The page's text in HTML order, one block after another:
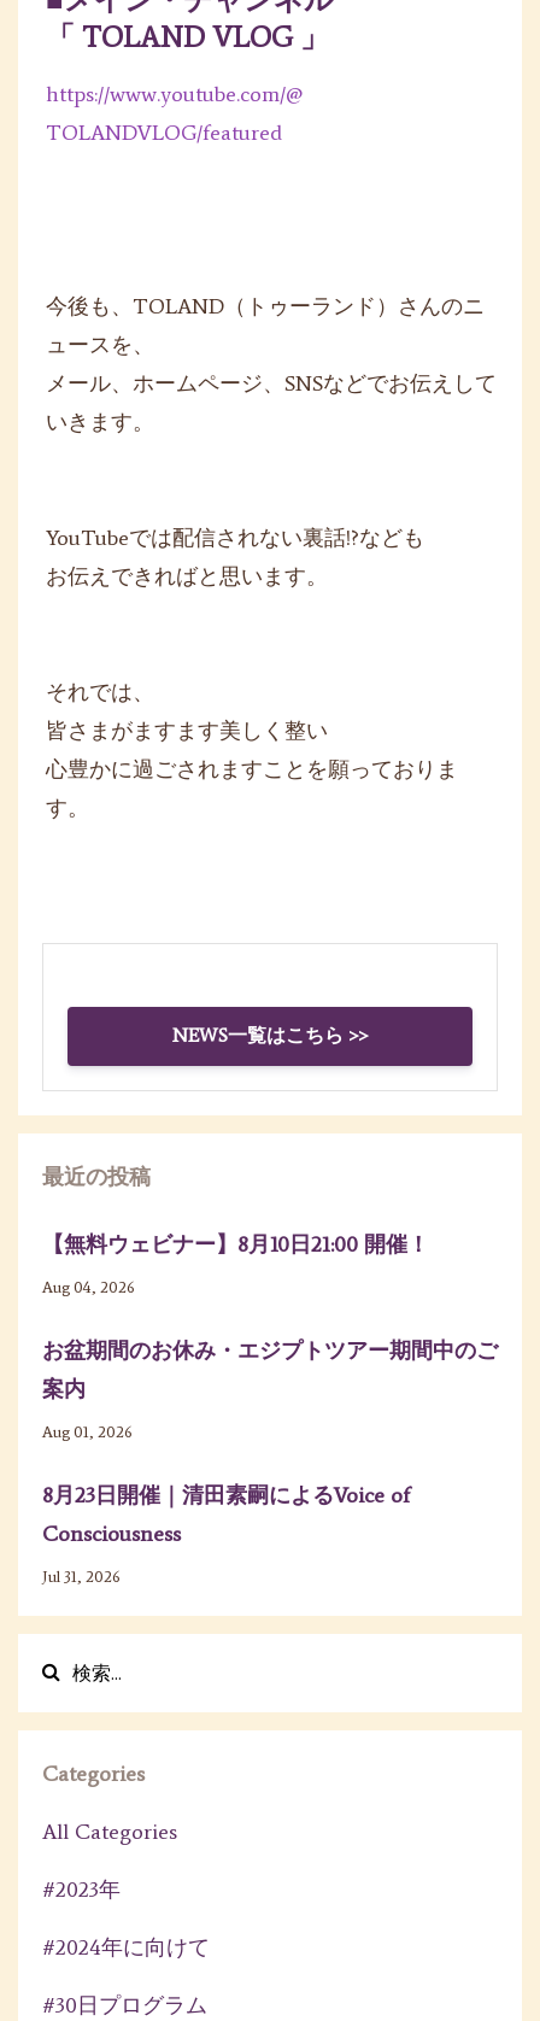
「 TOLAND VLOG 」
https://www.youtube.com/@
TOLANDVLOG/featured
今後も、TOLAND（トゥーランド）さんのニ
ュースを、
メール、ホームページ、SNSなどでお伝えして
いきます。
YouTubeでは配信されない裏話!?なども
お伝えできればと思います。
それでは、
皆さまがますます美しく整い
心豊かに過ごされますことを願っておりま
す。
NEWS一覧はこちら >>
最近の投稿
【無料ウェビナー】8月10日21:00 開催！
Aug 04, 2026
お盆期間のお休み・エジプトツアー期間中のご
案内
Aug 01, 2026
8月23日開催｜清田素嗣によるVoice of
Consciousness
Jul 31, 2026
Categories
All Categories
#2023年
#2024年に向けて
#30日プログラム